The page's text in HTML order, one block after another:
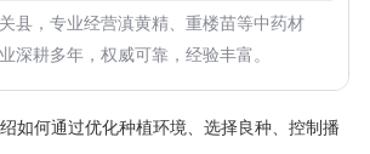
县，专业经营滇黄精、重楼苗等中药材
深耕多年，权威可靠，经验丰富。
如何通过优化种植环境、选择良种、控制播